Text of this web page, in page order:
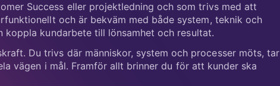
Success eller projektledning och som trivs med att
och är bekväm med både system, teknik och
kundarbete till lönsamhet och resultat.
Du trivs där människor, system och processer möts, tar
vägen i mål. Framför allt brinner du för att kunder ska